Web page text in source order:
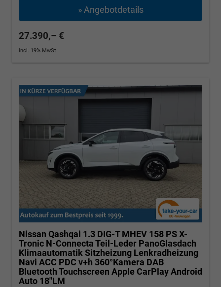
» Angebotdetails
27.390,– €
incl. 19% MwSt.
Nissan Qashqai 1.3 DIG-T MHEV 158 PS X-
Tronic N-Connecta Teil-Leder PanoGlasdach
Klimaautomatik Sitzheizung Lenkradheizung
Navi ACC PDC v+h 360°Kamera DAB
Bluetooth Touchscreen Apple CarPlay Android
Auto 18"LM